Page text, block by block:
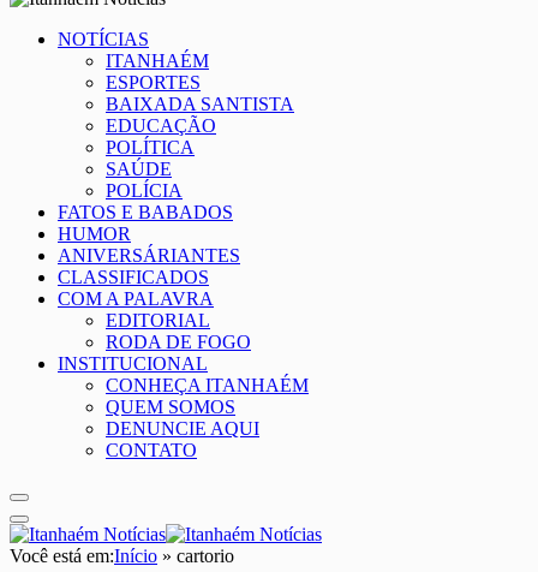
NOTÍCIAS
ITANHAÉM
ESPORTES
BAIXADA SANTISTA
EDUCAÇÃO
POLÍTICA
SAÚDE
POLÍCIA
FATOS E BABADOS
HUMOR
ANIVERSÁRIANTES
CLASSIFICADOS
COM A PALAVRA
EDITORIAL
RODA DE FOGO
INSTITUCIONAL
CONHEÇA ITANHAÉM
QUEM SOMOS
DENUNCIE AQUI
CONTATO
Você está em:Início » cartorio